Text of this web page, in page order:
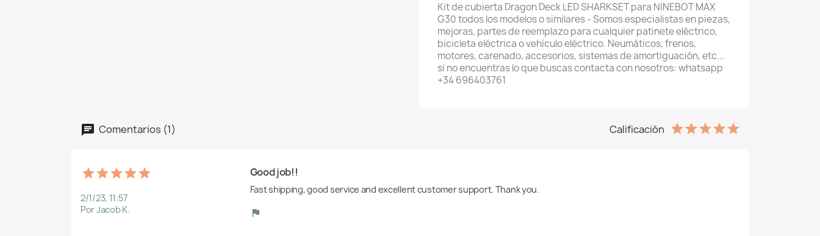
Kit de cubierta Dragon Deck LED SHARKSET para NINEBOT MAX
G30 todos los modelos o similares - Somos especialistas en piezas,
mejoras, partes de reemplazo para cualquier patinete eléctrico,
bicicleta eléctrica o vehículo eléctrico. Neumáticos, frenos,
motores, carenado, accesorios, sistemas de amortiguación, etc...
si no encuentras lo que buscas contacta con nosotros: whatsapp
+34 696403761
Comentarios (1) Calificación
2/1/23, 11:57
Por Jacob K.
Good job!!
Fast shipping, good service and excellent customer support. Thank you.